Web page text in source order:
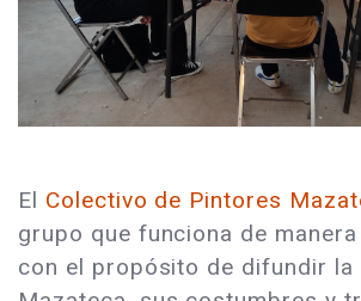
El Colectivo de Pintores
grupo que funciona de
con el propósito de difundir la